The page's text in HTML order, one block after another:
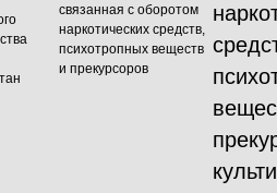
связанная с оборотом
наркотических средств,
психотропных веществ
и прекурсоров